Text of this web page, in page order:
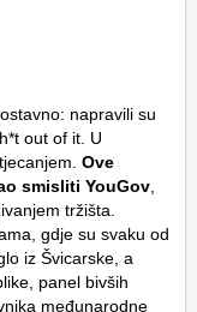
napravili su
out of it. U
Ove
smisliti YouGov,
tržišta.
gdje su svaku od
iz Švicarske, a
panel bivših
međunarodne